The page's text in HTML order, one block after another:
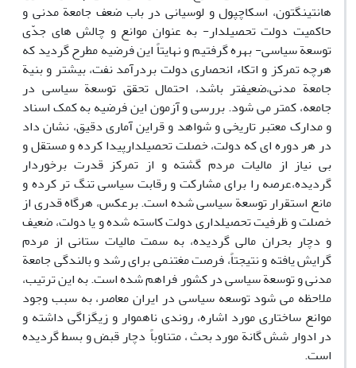
هانتینگتون، اسکاچپول و لوسیانی در باب ضعف جامعة مدنی و
حاکمیت دولت تحصیلدار- به عنوان موانع و چالش های جدّی
توسعة سیاسی- بهره گرفتیم و نهایتاً این فرضیه مطرح گردید که
هرچه تمرکز و اتکاء انحصاری دولت بردرآمد نفت، بیشتر و بنیة
جامعة مدنی،ضعیفتر باشد، احتمال تحقق توسعة سیاسی در
جامعه، کمتر می شود. بررسی و آزمون این فرضیه به کمک اسناد
و مدارک معتبر تاریخی و شواهد و قراین آماری دقیق، نشان داد
در هر دوره ای که دولت، خصلت تحصیلدارپیدا کرده و مستقل و
بی نیاز از مالیات مردم گشته و از تمرکز قدرت برخوردار
گردیده،عرصه را برای مشارکت و رقابت سیاسی تنگ تر کرده و
مانع استقرار توسعة سیاسی شده است. برعکس، هرگاه قدری از
خصلت و ظرفیت تحصیلداری دولت کاسته شده و یا دولت، ضعیف
و دچار بحران مالی گردیده، به سمت مالیات ستانی از مردم
گرایش یافته و نتیجتاً، فرصت مغتنمی برای رشد و بالندگی جامعة
مدنی و توسعة سیاسی در کشور فراهم شده است. به این ترتیب،
ملاحظه می شود توسعه سیاسی در ایران معاصر، به سبب وجود
موانع ساختاری مورد اشاره، روندی ناهموار و زیگزاگی داشته و
در ادوار شش گانة مورد بحث ، متناوباً دچار قبض و بسط گردیده
است.